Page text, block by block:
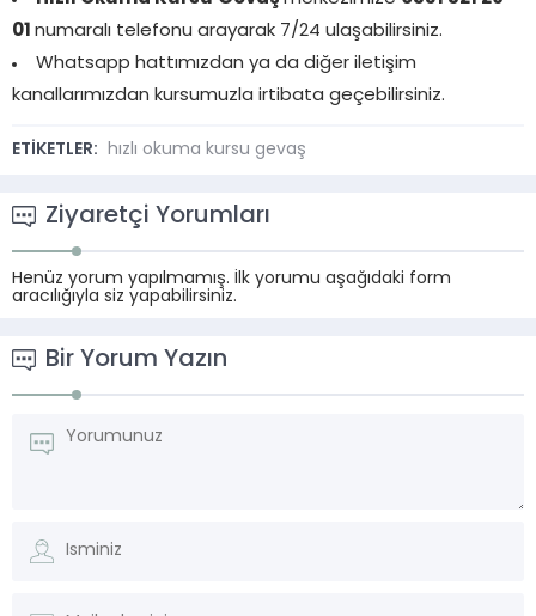
01 numaralı telefonu arayarak 7/24 ulaşabilirsiniz.
Whatsapp hattımızdan ya da diğer iletişim
kanallarımızdan kursumuzla irtibata geçebilirsiniz.
ETİKETLER: hızlı okuma kursu gevaş
Ziyaretçi Yorumları
Henüz yorum yapılmamış. İlk yorumu aşağıdaki form
aracılığıyla siz yapabilirsiniz.
Bir Yorum Yazın